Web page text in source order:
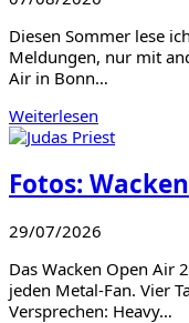
Diesen Sommer lese
Meldungen, nur mit
Air in Bonn…
Weiterlesen
Fotos:
29/07/2026
Das Wacken Open Air
jeden Metal-Fan. Vier
Versprechen: Heavy…